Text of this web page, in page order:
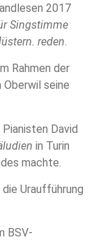
2017
Singstimme
reden
Rahmen der
Oberwil seine
David
in Turin
machte.
Uraufführung
BSV-